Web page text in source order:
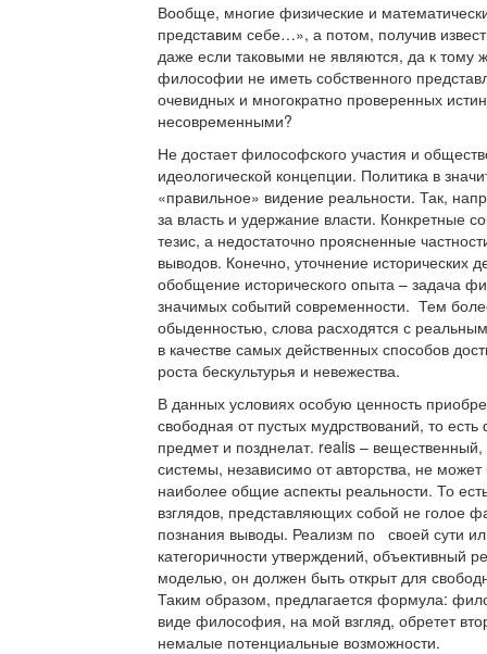
Вообще, многие физические и
представим себе…», а потом, получив
даже если таковыми не являются, да к
философии не иметь собственного
очевидных и многократно проверенных
несовременными?
Не достает философского участия и
идеологической концепции. Политика в
«правильное» видение реальности. Так,
за власть и удержание власти. Конкретные
тезис, а недостаточно проясненные
выводов. Конечно, уточнение исторических
обобщение исторического опыта – задача
значимых событий современности. Тем
обыденностью, слова расходятся с
в качестве самых действенных способов
роста бескультурья и невежества.
В данных условиях особую ценность
свободная от пустых мудрствований, то
предмет и позднелат. realis –
системы, независимо от авторства, не
наиболее общие аспекты реальности. То
взглядов, представляющих собой не голое
познания выводы. Реализм по своей сути
категоричности утверждений, объективный
моделью, он должен быть открыт для
Таким образом, предлагается формула:
виде философия, на мой взгляд, обретет
немалые потенциальные возможности.